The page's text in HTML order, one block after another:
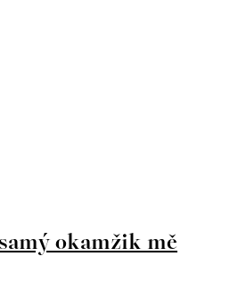
okamžik mě